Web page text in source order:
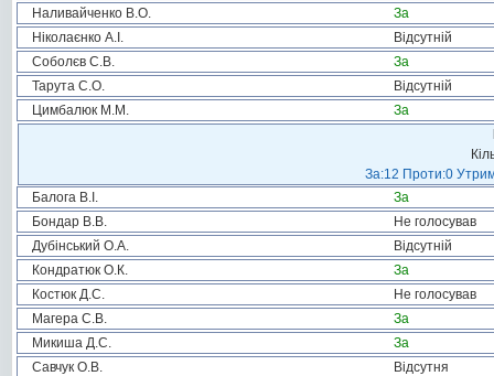
Наливайченко В.О.
За
Ніколаєнко А.І.
Відсутній
Соболєв С.В.
За
Тарута С.О.
Відсутній
Цимбалюк М.М.
За
За:12 Проти:0
Балога В.І.
За
Бондар В.В.
Не голосував
Дубінський О.А.
Відсутній
Кондратюк О.К.
За
Костюк Д.С.
Не голосував
Магера С.В.
За
Микиша Д.С.
За
Савчук О.В.
Відсутня